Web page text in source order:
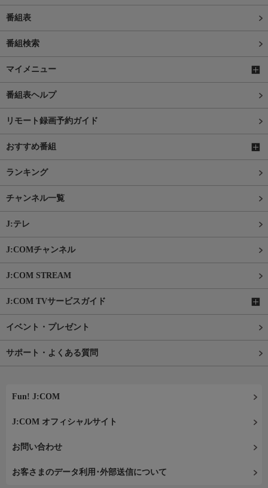
番組表
番組検索
マイメニュー
番組表ヘルプ
リモート録画予約ガイド
おすすめ番組
ランキング
チャンネル一覧
J:テレ
J:COMチャンネル
J:COM STREAM
J:COM TVサービスガイド
イベント・プレゼント
サポート・よくある質問
Fun! J:COM
J:COM オフィシャルサイト
お問い合わせ
お客さまのデータ利用･外部送信について